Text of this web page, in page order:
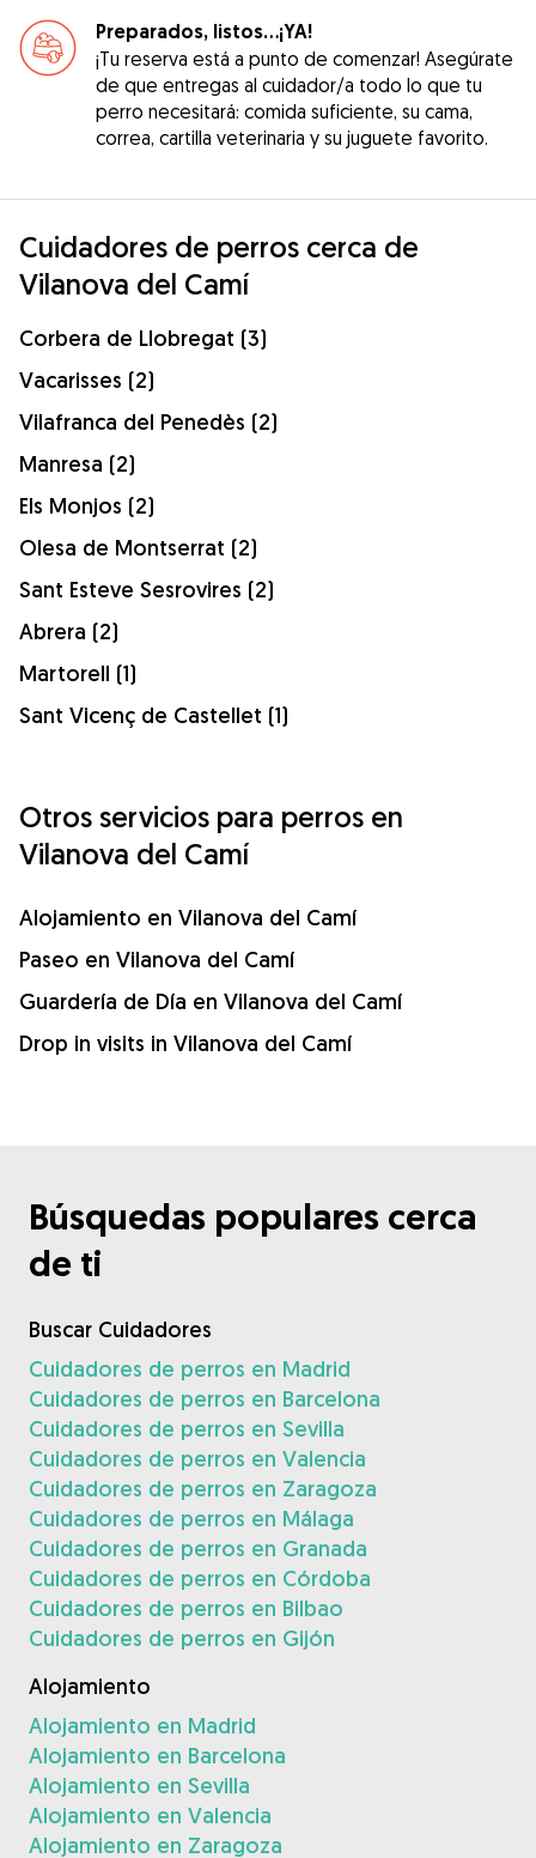
Preparados, listos...¡YA!
¡Tu reserva está a punto de comenzar! Asegúrate
de que entregas al cuidador/a todo lo que tu
perro necesitará: comida suficiente, su cama,
correa, cartilla veterinaria y su juguete favorito.
Cuidadores de perros cerca de
Vilanova del Camí
Corbera de Llobregat (3)
Vacarisses (2)
Vilafranca del Penedès (2)
Manresa (2)
Els Monjos (2)
Olesa de Montserrat (2)
Sant Esteve Sesrovires (2)
Abrera (2)
Martorell (1)
Sant Vicenç de Castellet (1)
Otros servicios para perros en
Vilanova del Camí
Alojamiento en Vilanova del Camí
Paseo en Vilanova del Camí
Guardería de Día en Vilanova del Camí
Drop in visits in Vilanova del Camí
Búsquedas populares cerca
de ti
Buscar Cuidadores
Cuidadores de perros en Madrid
Cuidadores de perros en Barcelona
Cuidadores de perros en Sevilla
Cuidadores de perros en Valencia
Cuidadores de perros en Zaragoza
Cuidadores de perros en Málaga
Cuidadores de perros en Granada
Cuidadores de perros en Córdoba
Cuidadores de perros en Bilbao
Cuidadores de perros en Gijón
Alojamiento
Alojamiento en Madrid
Alojamiento en Barcelona
Alojamiento en Sevilla
Alojamiento en Valencia
Alojamiento en Zaragoza